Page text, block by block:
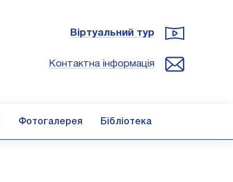
Віртуальний тур
Контактна інформація
Фотогалерея Бібліотека